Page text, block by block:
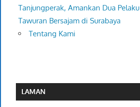
Tanjungperak, Amankan Dua Pelaku
Tawuran Bersajam di Surabaya
Tentang Kami
LAMAN